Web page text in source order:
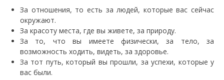
За отношения, то есть за людей, которые вас сейчас
окружают.
За красоту места, где вы живете, за природу.
За то, что вы имеете физически, за тело, за
возможность ходить, видеть, за здоровье.
За тот путь, который вы прошли, за успехи, которые у
вас были.